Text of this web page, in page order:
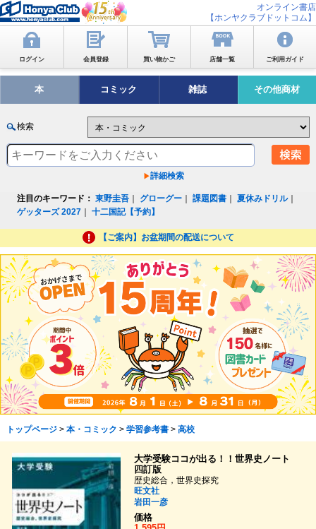
オンライン書店
【ホンヤクラブドットコム】
ログイン 会員登録 買い物かご 店舗一覧 ご利用ガイド
本 コミック 雑誌 その他商材
検索
詳細検索
注目のキーワード： 東野圭吾 グローグー ｜課題図書 ｜夏休みドリル｜
ゲッターズ 2027 ｜十二国記【予約】
【ご案内】お盆期間の配送について
トップページ> 本・コミック > 学習参考書> 高校
大学受験ココが出る！！世界史ノート
四訂版
歴史総合，世界史探究
旺文社
岩田一彦
価格